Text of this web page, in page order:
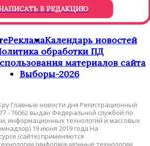
В РЕДАКЦИЮ
РекламаКалендарь новостей
обработки ПД
материалов сайта
Выборы-2026
Главные новости дня Регистрационный
- 76062 выдан Федеральной службой по
информационных технологий и массовых
19 июня 2019 года На
(сайте) применяются
(информационные технологии